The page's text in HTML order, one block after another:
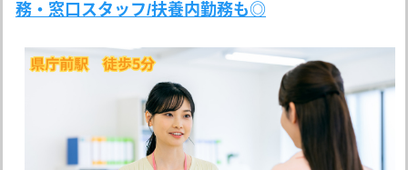
務・窓口スタッフ/扶養内勤務も◎